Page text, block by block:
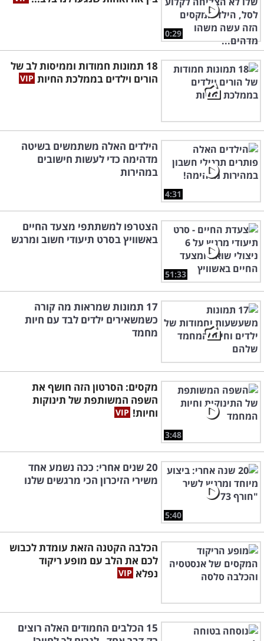
0:29
18 תמונות חמודות וממיסות לב של
הורים וילדים בממלכת החיות
4:31
הילדים האלה משתמשים בשיטה
מדהימה כדי לעשות חישובים
במהירות
51:33
הצטרפו למשתתפי מצעד החיים
באשוויץ בסרט תיעודי חשוב ומרגש
17 תמונות שמראות מה קורה
כשמשאירים ילדים לבד עם חיות
מחמד
3:48
מקסים: הסרטון הזה חושף את
השפה המשותפת של תינוקות
וחיות!
5:40
20 שנים אחרי: ככה נשמע אחד
משירי הזיכרון הכי מרגשים שלנו
הכלבה הקטנה הזאת עומדת לכבוש
לכם את הלב עם מופע ריקוד
נפלא
15 הכלבים החמודים האלה רוצים